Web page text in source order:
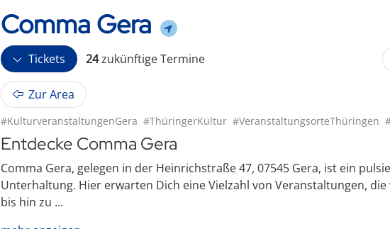
Comma Gera
Tickets 24zukünftigeTermine
Zur Area
#KulturveranstaltungenGera #ThüringerKultur #VeranstaltungsorteThüringen
Entdecke Comma Gera
Comma Gera, gelegen in der Heinrichstraße 47, 07545 Gera, ist ein
Unterhaltung. Hier erwarten Dich eine Vielzahl von Veranstaltungen,
bis hin zu ...